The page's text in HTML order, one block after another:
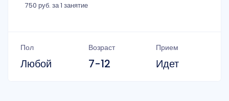
750 руб. за 1 занятие
Пол
Любой
Возраст
7-12
Прием
Идет